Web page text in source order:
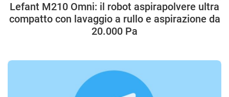
Lefant M210 Omni: il robot aspirapolvere ultra
compatto con lavaggio a rullo e aspirazione da
20.000 Pa